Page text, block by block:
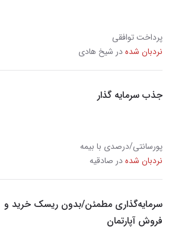
پرداخت توافقی
نردبان شدهدر شیخ هادی
جذب سرمایه گذار
پورسانتی/درصدی با بیمه
نردبان شدهدر صادقیه
سرمایه‌گذاری مطمئن/بدون ریسک خرید و
فروش آپارتمان